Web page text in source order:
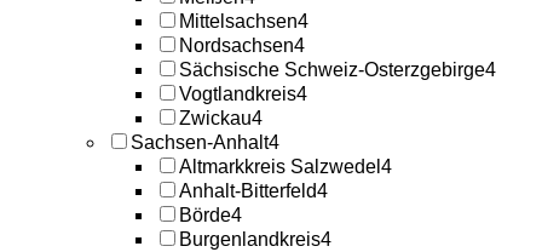
Mittelsachsen4
Nordsachsen4
Sächsische Schweiz-Osterzgebirge4
Vogtlandkreis4
Zwickau4
Sachsen-Anhalt4
Altmarkkreis Salzwedel 4
Anhalt-Bitterfeld4
Börde4
Burgenlandkreis4